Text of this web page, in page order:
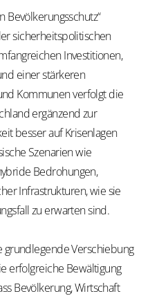
Bevölkerungsschutz“
sicherheitspolitischen
Investitionen,
einer stärkeren
Kommunen verfolgt die
ergänzend zur
besser auf Krisenlagen
Szenarien wie
Bedrohungen,
Infrastrukturen, wie sie
zu erwarten sind.
grundlegende Verschiebung
erfolgreiche Bewältigung
Bevölkerung, Wirtschaft